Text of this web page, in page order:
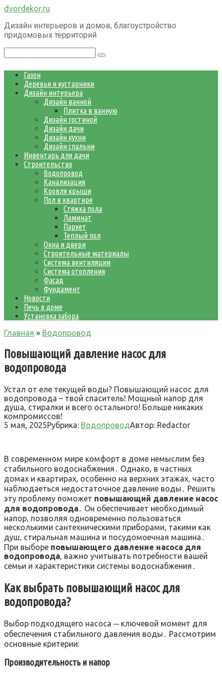
Перейти
контенту
dvordekor.ru
Дизайн интерьеров и домов, благоустройство
придомовых территорий
Газон
Деревья и кустарники
Дизайн интерьера
Дизайн ванной
Плитка в ванную
Дизайн гостиной
Дизайн дачи
Дизайн кухни
Дизайн спальни
Инвентарь для дачи
Строительство
Водопровод
Канализация
Кровля крыши
Пол в квартире
Стяжка пола
Ламинат
Паркет
Теплый пол
Окна и двери
Строительные материалы
Система вентиляции
Система отопления
Фасад
Фундамент
Новости
Печь в доме
Установка забора
Главная » Водопровод
Повышающий давление насос для
водопровода
Устал от еле текущей воды? Повышающий насос для
водопровода – твой спаситель! Мощный напор для
душа, стиралки и всего остального! Больше никаких
компромиссов!
5 мая, 2025Рубрика: ВодопроводАвтор: Redactor
В современном мире комфорт в доме немыслим без
стабильного водоснабжения․ Однако‚ в частных
домах и квартирах‚ особенно на верхних этажах‚ часто
наблюдаеться недостаточное давление воды․ Решить
эту проблему поможет повышающий давление насос
для водопровода․ Он обеспечивает необходимый
напор‚ позволяя одновременно пользоваться
несколькими сантехническими приборами‚ такими как
душ‚ стиральная машина и посудомоечная машина․
При выборе повышающего давление насоса для
водопровода‚ важно учитывать потребности вашей
семьи и характеристики системы водоснабжения․
Как выбрать повышающий насос для
водопровода?
Выбор подходящего насоса ─ ключевой момент для
обеспечения стабильного давления воды․ Рассмотрим
основные критерии:
Производительность и напор